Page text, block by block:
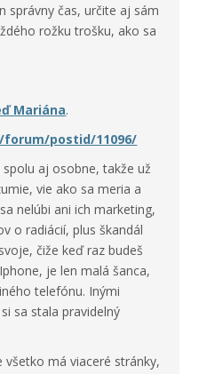
správny čas, určite aj sám
rožku trošku, ako sa
Mariána.
postid/11096/
aj osobne, takže už
vie ako sa meria a
nelúbi ani ich marketing,
o radiácií, plus škandál
čiže keď raz budeš
je len malá šanca,
telefónu. Inými
sa stala pravidelný
má viaceré stránky,